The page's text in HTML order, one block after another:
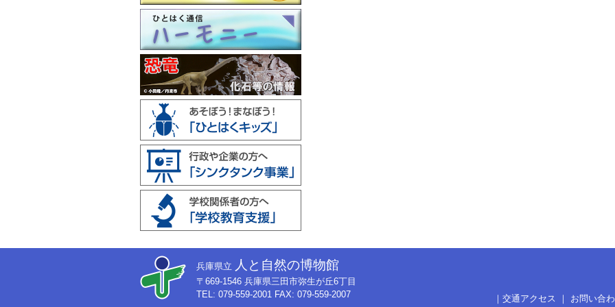
兵庫県立 人と自然の博物館
〒669-1546 兵庫県三田市弥生が丘6丁目
TEL: 079-559-2001 FAX: 079-559-2007
｜ 交通アクセス ｜ お問い合